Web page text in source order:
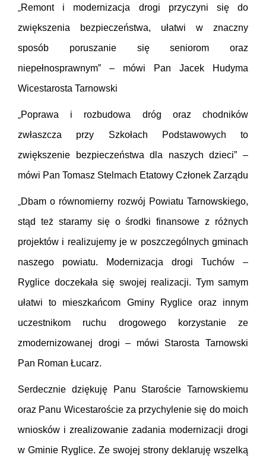
„Remont i modernizacja drogi przyczyni się do
zwiększenia bezpieczeństwa, ułatwi w znaczny
sposób poruszanie się seniorom oraz
niepełnosprawnym” – mówi Pan Jacek Hudyma
Wicestarosta Tarnowski
„Poprawa i rozbudowa dróg oraz chodników
zwłaszcza przy Szkołach Podstawowych to
zwiększenie bezpieczeństwa dla naszych dzieci” –
mówi Pan Tomasz Stelmach Etatowy Członek Zarządu
„Dbam o równomierny rozwój Powiatu Tarnowskiego,
stąd też staramy się o środki finansowe z różnych
projektów i realizujemy je w poszczególnych gminach
naszego powiatu. Modernizacja drogi Tuchów –
Ryglice doczekała się swojej realizacji. Tym samym
ułatwi to mieszkańcom Gminy Ryglice oraz innym
uczestnikom ruchu drogowego korzystanie ze
zmodernizowanej drogi – mówi Starosta Tarnowski
Pan Roman Łucarz.
Serdecznie dziękuję Panu Staroście Tarnowskiemu
oraz Panu Wicestaroście za przychylenie się do moich
wniosków i zrealizowanie zadania modernizacji drogi
w Gminie Ryglice. Ze swojej strony deklaruję wszelką